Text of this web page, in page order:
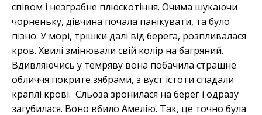
співом і незграбне плюскотіння. Очима шукаючи
чорненьку, дівчина почала панікувати, та було
пізно. У морі, трішки далі від берега, розпливалася
кров. Хвилі змінювали свій колір на багряний.
Вдивляючись у темряву вона побачила страшне
обличчя покрите зябрами, з вуст істоти спадали
краплі крові. Сльоза зронилася на берег і одразу
загубилася. Воно вбило Амелію. Так, це точно була